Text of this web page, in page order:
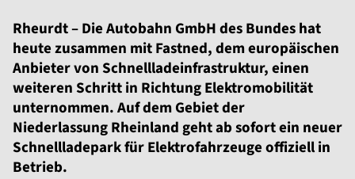
Rheurdt – Die Autobahn GmbH des Bundes hat
heute zusammen mit Fastned, dem europäischen
Anbieter von Schnellladeinfrastruktur, einen
weiteren Schritt in Richtung Elektromobilität
unternommen. Auf dem Gebiet der
Niederlassung Rheinland geht ab sofort ein neuer
Schnellladepark für Elektrofahrzeuge offiziell in
Betrieb.